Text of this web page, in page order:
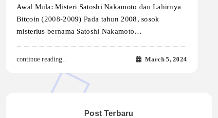
Awal Mula: Misteri Satoshi Nakamoto dan Lahirnya
Bitcoin (2008-2009) Pada tahun 2008, sosok
misterius bernama Satoshi Nakamoto…
continue reading.. March 5, 2024
Post Terbaru